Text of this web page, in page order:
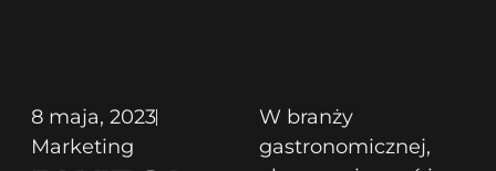
8 maja, 2023
Marketing
W branży
gastronomicznej,